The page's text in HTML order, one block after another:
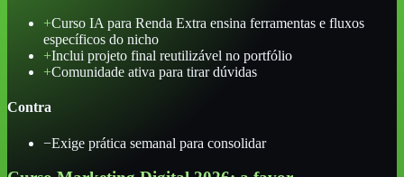
+Curso IA para Renda Extra ensina ferramentas e fluxos
específicos do nicho
+Inclui projeto final reutilizável no portfólio
+Comunidade ativa para tirar dúvidas
Contra
−Exige prática semanal para consolidar